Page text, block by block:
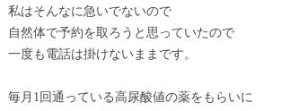
私はそんなに急いでないので
自然体で予約を取ろうと思っていたので
一度も電話は掛けないままです。
毎月1回通っている高尿酸値の薬をもらいに